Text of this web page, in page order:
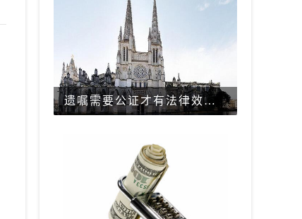
遗嘱需要公证才有法律效力吗？